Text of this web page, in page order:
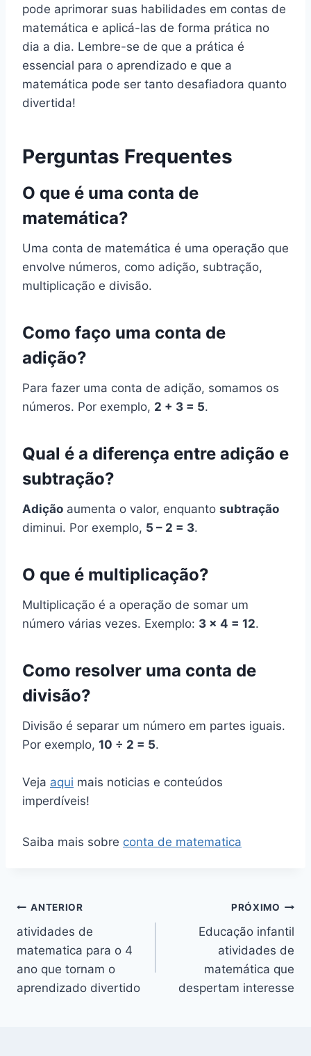
pode aprimorar suas habilidades em contas de
matemática e aplicá-las de forma prática no
dia a dia. Lembre-se de que a prática é
essencial para o aprendizado e que a
matemática pode ser tanto desafiadora quanto
divertida!
Perguntas Frequentes
O que é uma conta de
matemática?
Uma conta de matemática é uma operação que
envolve números, como adição, subtração,
multiplicação e divisão.
Como faço uma conta de
adição?
Para fazer uma conta de adição, somamos os
números. Por exemplo, 2 + 3 = 5.
Qual é a diferença entre adição e
subtração?
Adição aumenta o valor, enquanto subtração
diminui. Por exemplo, 5 – 2 = 3.
O que é multiplicação?
Multiplicação é a operação de somar um
número várias vezes. Exemplo: 3 x 4 = 12.
Como resolver uma conta de
divisão?
Divisão é separar um número em partes iguais.
Por exemplo, 10 ÷ 2 = 5.
Veja aqui mais noticias e conteúdos
imperdíveis!
Saiba mais sobre conta de matematica
Navegação
de
Post
ANTERIOR
atividades de
matematica para o 4
ano que tornam o
aprendizado divertido
PRÓXIMO
Educação infantil
atividades de
matemática que
despertam interesse